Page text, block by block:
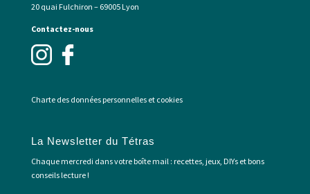
20 quai Fulchiron – 69005 Lyon
Contactez-nous
Charte des données personnelles et cookies
La Newsletter du Tétras
Chaque mercredi dans votre boîte mail : recettes, jeux, DIYs et bons
conseils lecture !